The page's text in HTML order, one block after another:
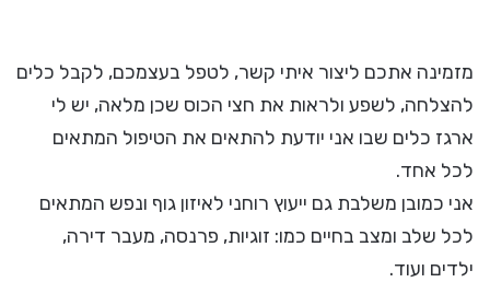
מזמינה אתכם ליצור איתי קשר, לטפל בעצמכם, לקבל כלים
להצלחה, לשפע ולראות את חצי הכוס שכן מלאה, יש לי
ארגז כלים שבו אני יודעת להתאים את הטיפול המתאים
לכל אחד.
אני כמובן משלבת גם ייעוץ רוחני לאיזון גוף ונפש המתאים
לכל שלב ומצב בחיים כמו: זוגיות, פרנסה, מעבר דירה,
ילדים ועוד.